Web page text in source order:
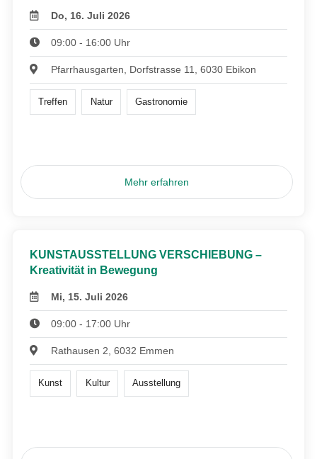
Do, 16. Juli 2026
09:00 - 16:00 Uhr
Pfarrhausgarten, Dorfstrasse 11, 6030 Ebikon
Treffen Natur Gastronomie
Mehr erfahren
KUNSTAUSSTELLUNG VERSCHIEBUNG –
Kreativität in Bewegung
Mi, 15. Juli 2026
09:00 - 17:00 Uhr
Rathausen 2, 6032 Emmen
Kunst Kultur Ausstellung